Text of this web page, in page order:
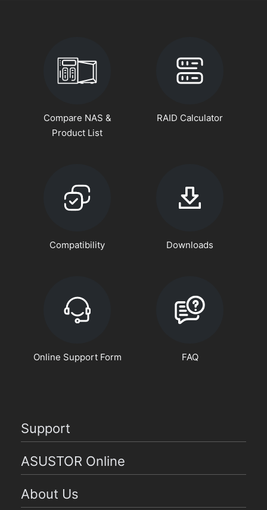
Compare NAS &
Product List
RAID Calculator
Compatibility Downloads
Online Support Form FAQ
Support
ASUSTOR Online
About Us